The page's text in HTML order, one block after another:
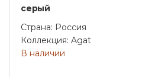
серый
Страна: Россия
Коллекция: Agat
В наличии